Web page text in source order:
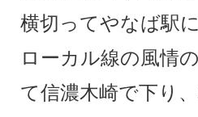
横切ってやなば駅
ローカル線の風情
て信濃木崎で下り